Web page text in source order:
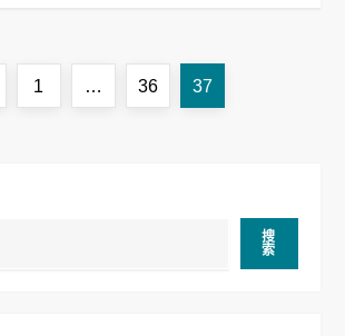
Previous
Page
1 … Page
36 Page
37
搜
索